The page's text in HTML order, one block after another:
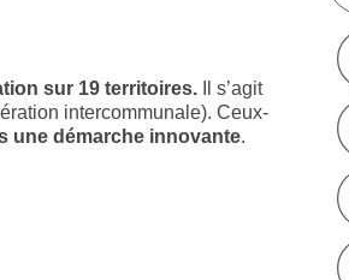
sur 19 territoires. Il s’agit
intercommunale). Ceux-
une démarche innovante.